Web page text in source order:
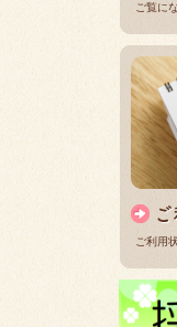
ご覧に
ご利用